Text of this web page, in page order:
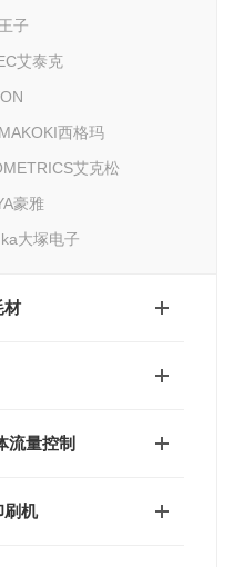
子
艾泰克
西格玛
艾克松
豪雅
大塚电子
材
流量控制
刷机